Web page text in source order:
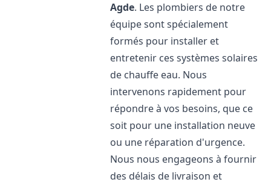
Agde. Les plombiers de notre
équipe sont spécialement
formés pour installer et
entretenir ces systèmes solaires
de chauffe eau. Nous
intervenons rapidement pour
répondre à vos besoins, que ce
soit pour une installation neuve
ou une réparation d'urgence.
Nous nous engageons à fournir
des délais de livraison et